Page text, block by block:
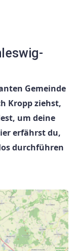
Gemeinde
Kropp ziehst,
um deine
erfährst du,
durchführen